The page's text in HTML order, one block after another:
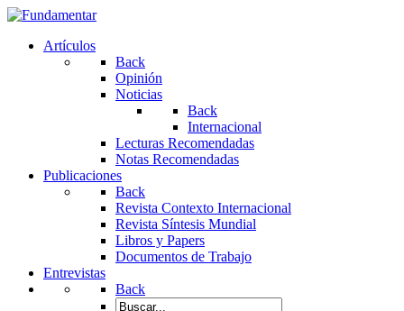
Artículos
Back
Opinión
Noticias
Back
Internacional
Lecturas Recomendadas
Notas Recomendadas
Publicaciones
Back
Revista Contexto Internacional
Revista Síntesis Mundial
Libros y Papers
Documentos de Trabajo
Entrevistas
Back